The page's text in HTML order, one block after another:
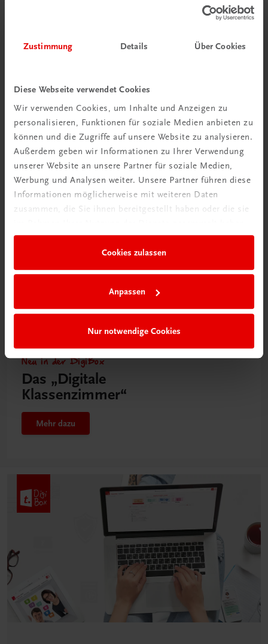
Zustimmung Details Über Cookies
Diese Webseite verwendet Cookies
Wir verwenden Cookies, um Inhalte und Anzeigen zu
personalisieren, Funktionen für soziale Medien anbieten zu
können und die Zugriffe auf unsere Website zu analysieren.
Außerdem geben wir Informationen zu Ihrer Verwendung
unserer Website an unsere Partner für soziale Medien,
Werbung und Analysen weiter. Unsere Partner führen diese
Informationen möglicherweise mit weiteren Daten
zusammen, die Sie ihnen bereitgestellt haben oder die sie
Cookies zulassen
Anpassen
Nur notwendige Cookies
Schon entdeckt?
Ratgeber Schulpraxis
Mehr dazu
Neu in der DigiBox
Das „Digitale
Klassenzimmer“
Mehr dazu